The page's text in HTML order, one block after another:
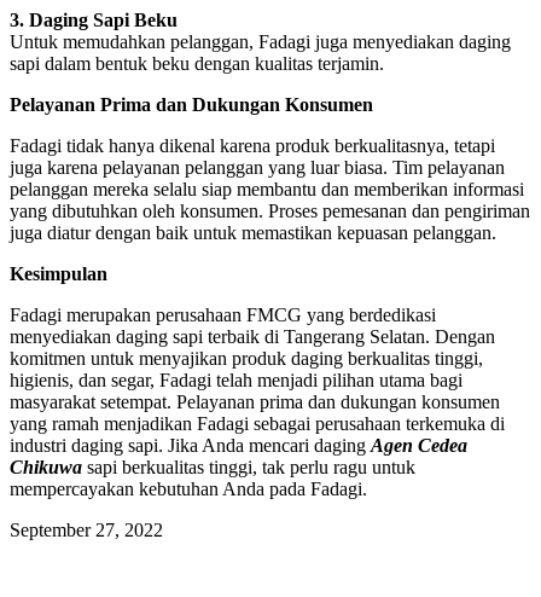
3. Daging Sapi Beku
Untuk memudahkan pelanggan, Fadagi juga menyediakan daging
sapi dalam bentuk beku dengan kualitas terjamin.
Pelayanan Prima dan Dukungan Konsumen
Fadagi tidak hanya dikenal karena produk berkualitasnya, tetapi
juga karena pelayanan pelanggan yang luar biasa. Tim pelayanan
pelanggan mereka selalu siap membantu dan memberikan informasi
yang dibutuhkan oleh konsumen. Proses pemesanan dan pengiriman
juga diatur dengan baik untuk memastikan kepuasan pelanggan.
Kesimpulan
Fadagi merupakan perusahaan FMCG yang berdedikasi
menyediakan daging sapi terbaik di Tangerang Selatan. Dengan
komitmen untuk menyajikan produk daging berkualitas tinggi,
higienis, dan segar, Fadagi telah menjadi pilihan utama bagi
masyarakat setempat. Pelayanan prima dan dukungan konsumen
yang ramah menjadikan Fadagi sebagai perusahaan terkemuka di
industri daging sapi. Jika Anda mencari daging Agen Cedea
Chikuwa sapi berkualitas tinggi, tak perlu ragu untuk
mempercayakan kebutuhan Anda pada Fadagi.
September 27, 2022